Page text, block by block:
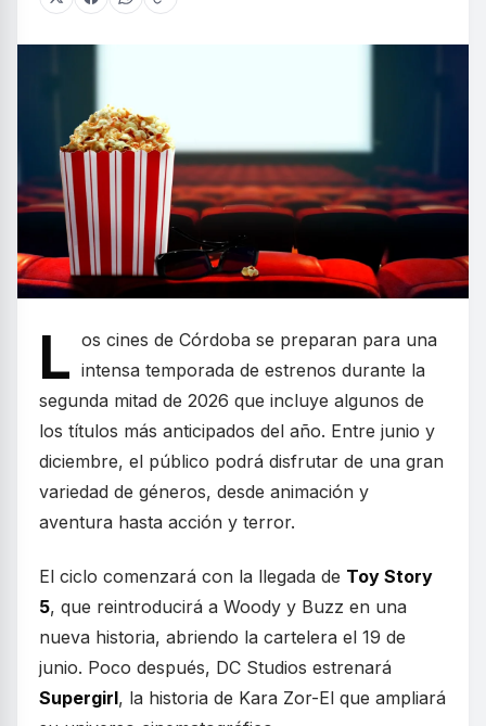
L os cines de Córdoba se preparan para una
intensa temporada de estrenos durante la
segunda mitad de 2026 que incluye algunos de
los títulos más anticipados del año. Entre junio y
diciembre, el público podrá disfrutar de una gran
variedad de géneros, desde animación y
aventura hasta acción y terror.
El ciclo comenzará con la llegada de Toy Story
5, que reintroducirá a Woody y Buzz en una
nueva historia, abriendo la cartelera el 19 de
junio. Poco después, DC Studios estrenará
Supergirl, la historia de Kara Zor-El que ampliará